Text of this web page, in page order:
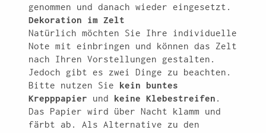
genommen und danach wieder eingesetzt.
Dekoration im Zelt
Natürlich möchten Sie Ihre individuelle
Note mit einbringen und können das Zelt
nach Ihren Vorstellungen gestalten.
Jedoch gibt es zwei Dinge zu beachten.
Bitte nutzen Sie kein buntes
Krepppapier und keine Klebestreifen
Das Papier wird über Nacht klamm und
färbt ab. Als Alternative zu den